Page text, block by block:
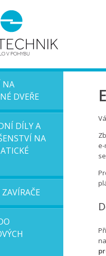
na
NA
DVEŘE
DÍLY A
NA